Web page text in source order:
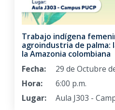
Trabajo indígena
agroindustria de palma:
la Amazonia colombiana
Fecha:
29 de Octubre
Hora:
6:00 p.m.
Lugar:
Aula J303 -